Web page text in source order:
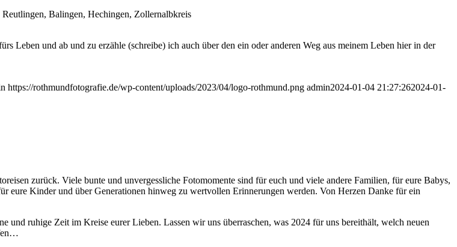
Leben und ab und zu erzähle (schreibe) ich auch über den ein oder anderen Weg aus meinem Leben hier in der
https://rothmundfotografie.de/wp-content/uploads/2023/04/logo-rothmund.png admin2024-01-04 21:27:262024-01-
zurück. Viele bunte und unvergessliche Fotomomente sind für euch und viele andere Familien, für eure Babys,
eure Kinder und über Generationen hinweg zu wertvollen Erinnerungen werden. Von Herzen Danke für ein
und ruhige Zeit im Kreise eurer Lieben. Lassen wir uns überraschen, was 2024 für uns bereithält, welch neuen